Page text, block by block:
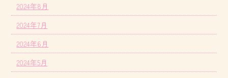
2024年8月
2024年7月
2024年6月
2024年5月